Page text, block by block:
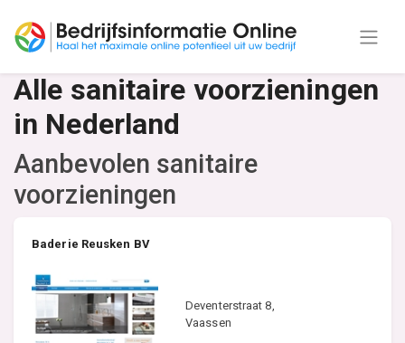
Alle sanitaire voorzieningen
in Nederland
Aanbevolen sanitaire
voorzieningen
Baderie Reusken BV
Deventerstraat 8,
Vaassen